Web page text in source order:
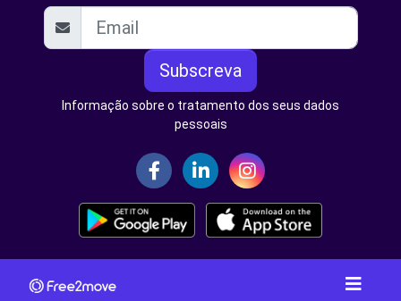
Subscreva
Informação sobre o tratamento dos seus dados
pessoais